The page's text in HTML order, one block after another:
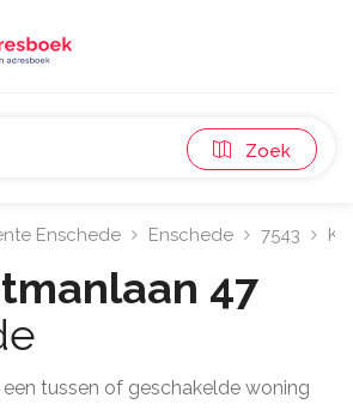
Zoek
Enschede Enschede 7543
47
een tussen of geschakelde woning